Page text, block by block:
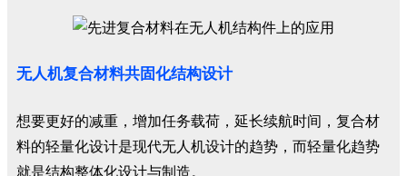
无人机复合材料共固化结构设计
想要更好的减重，增加任务载荷，延长续航时间，复合材
料的轻量化设计是现代无人机设计的趋势，而轻量化趋势
就是结构整体化设计与制造。